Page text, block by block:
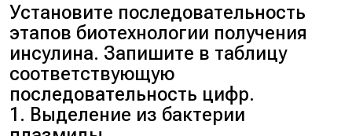
Установите последовательность
этапов биотехнологии получения
инсулина. Запишите в таблицу
соответствующую
последовательность цифр.
1. Выделение из бактерии